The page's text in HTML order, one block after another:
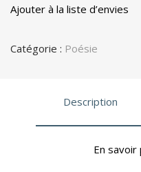
Ajouter à la liste d’envies
Catégorie : Poésie
Description
En savoir